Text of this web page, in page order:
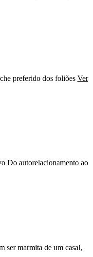
preferido dos foliões Ver
Do autorelacionamento ao
ser marmita de um casal,